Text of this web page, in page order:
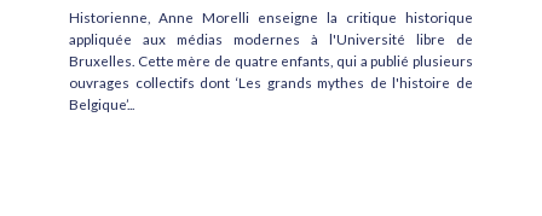
Historienne, Anne Morelli enseigne la critique historique
appliquée aux médias modernes à l'Université libre de
Bruxelles. Cette mère de quatre enfants, qui a publié plusieurs
ouvrages collectifs dont ‘Les grands mythes de l'histoire de
Belgique’...